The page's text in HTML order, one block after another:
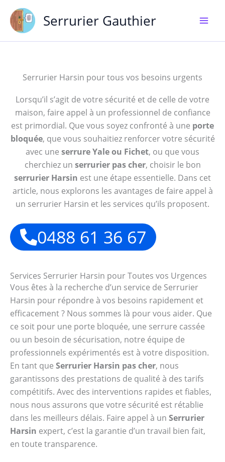
contenu
Serrurier Gauthier
Serrurier Harsin pour tous vos besoins urgents
Lorsqu’il s’agit de votre sécurité et de celle de votre
maison, faire appel à un professionnel de confiance
est primordial. Que vous soyez confronté à une porte
bloquée, que vous souhaitiez renforcer votre sécurité
avec une serrure Yale ou Fichet, ou que vous
cherchiez un serrurier pas cher, choisir le bon
serrurier Harsin est une étape essentielle. Dans cet
article, nous explorons les avantages de faire appel à
un serrurier Harsin et les services qu’ils proposent.
0488 61 36 67
Services Serrurier Harsin pour Toutes vos Urgences
Vous êtes à la recherche d’un service de Serrurier
Harsin pour répondre à vos besoins rapidement et
efficacement ? Nous sommes là pour vous aider. Que
ce soit pour une porte bloquée, une serrure cassée
ou un besoin de sécurisation, notre équipe de
professionnels expérimentés est à votre disposition.
En tant que Serrurier Harsin pas cher, nous
garantissons des prestations de qualité à des tarifs
compétitifs. Avec des interventions rapides et fiables,
nous nous assurons que votre sécurité est rétablie
dans les meilleurs délais. Faire appel à un Serrurier
Harsin expert, c’est la garantie d’un travail bien fait,
en toute transparence.